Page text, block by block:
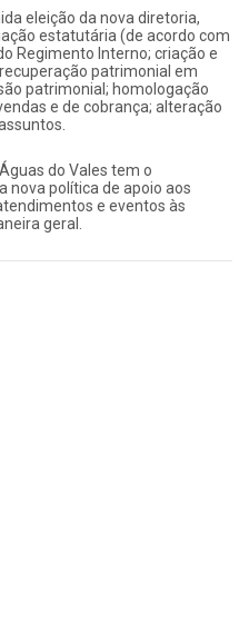
eleição da nova diretoria,
estatutária (de acordo com
Regimento Interno; criação e
patrimonial em
patrimonial; homologação
e de cobrança; alteração
do Vales tem o
nova política de apoio aos
e eventos às
geral.